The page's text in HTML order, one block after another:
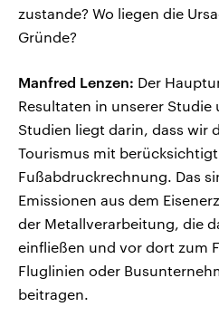
zustande? Wo liegen die
Gründe?
Manfred Lenzen: Der
Resultaten in unserer
Studien liegt darin, dass wir
Tourismus mit
Fußabdruckrechnung. Das
Emissionen aus dem
der Metallverarbeitung, die
einfließen und vor dort zum
Fluglinien oder
beitragen.